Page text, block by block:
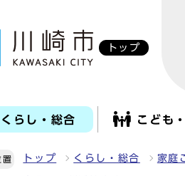
トップ
くらし・総合 こども
置 トップ くらし・総合 家庭